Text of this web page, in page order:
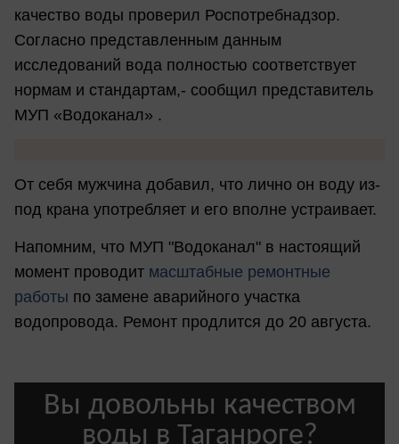
качество воды проверил Роспотребнадзор.
Согласно представленным данным
исследований вода полностью соответствует
нормам и стандартам,- сообщил представитель
МУП «Водоканал» .
От себя мужчина добавил, что лично он воду из-
под крана употребляет и его вполне устраивает.
Напомним, что МУП "Водоканал" в настоящий
момент проводит масштабные ремонтные
работы по замене аварийного участка
водопровода. Ремонт продлится до 20 августа.